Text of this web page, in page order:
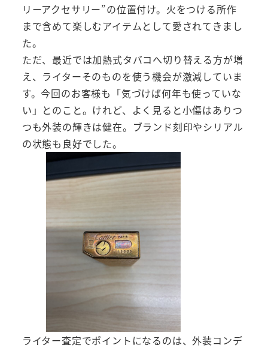
リーアクセサリー”の位置付け。火をつける所作
まで含めて楽しむアイテムとして愛されてきまし
た。
ただ、最近では加熱式タバコへ切り替える方が増
え、ライターそのものを使う機会が激減していま
す。今回のお客様も「気づけば何年も使っていな
い」とのこと。けれど、よく見ると小傷はありつ
つも外装の輝きは健在。ブランド刻印やシリアル
の状態も良好でした。
ライター査定でポイントになるのは、外装コンデ